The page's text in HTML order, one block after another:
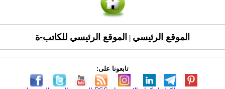
الموقع الرئيسي الموقع الرئيسي للكاتب-ة
تابعونا على: